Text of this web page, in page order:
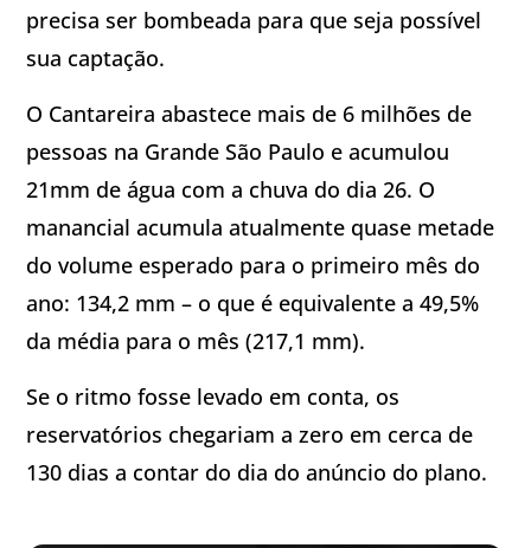
precisa ser bombeada para que seja possível
sua captação.
O Cantareira abastece mais de 6 milhões de
pessoas na Grande São Paulo e acumulou
21mm de água com a chuva do dia 26. O
manancial acumula atualmente quase metade
do volume esperado para o primeiro mês do
ano: 134,2 mm – o que é equivalente a 49,5%
da média para o mês (217,1 mm).
Se o ritmo fosse levado em conta, os
reservatórios chegariam a zero em cerca de
130 dias a contar do dia do anúncio do plano.